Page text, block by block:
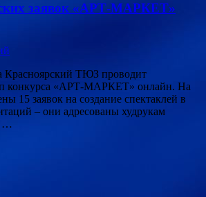
заявок «АРТ-МАРКЕТ»
Красноярский ТЮЗ проводит
конкурса «АРТ-МАРКЕТ» онлайн. На
15 заявок на создание спектаклей в
– они адресованы худрукам
…